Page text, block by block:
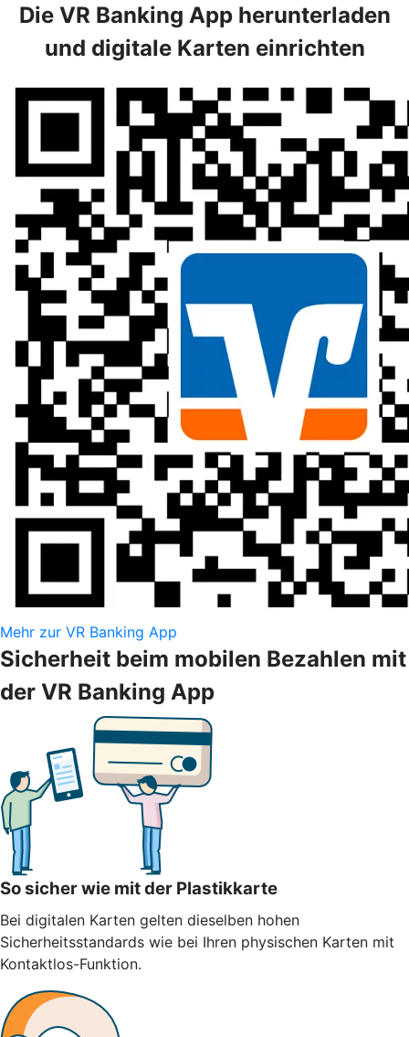
Die VR Banking App herunterladen
und digitale Karten einrichten
Mehr zur VR Banking App
Sicherheit beim mobilen Bezahlen mit
der VR Banking App
So sicher wie mit der Plastikkarte
Bei digitalen Karten gelten dieselben hohen
Sicherheitsstandards wie bei Ihren physischen Karten mit
Kontaktlos-Funktion.